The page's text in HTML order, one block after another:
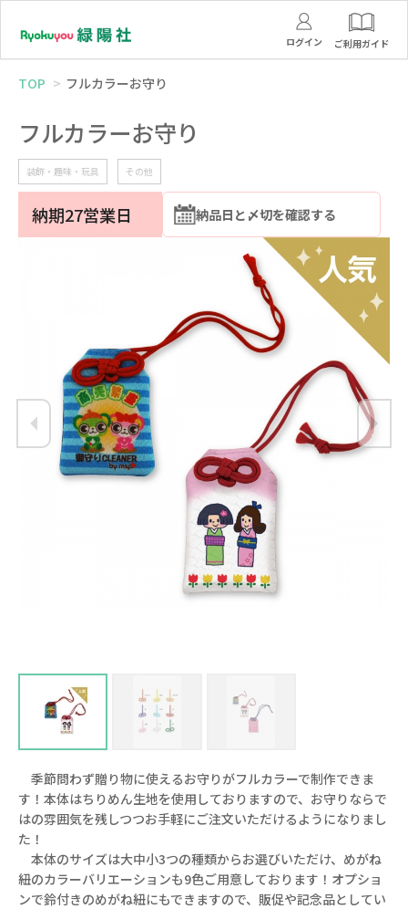
ログイン ご利用ガイド
TOP フルカラーお守り
フルカラーお守り
装飾・趣味・玩具 その他
納期27営業日 納品日と〆切を確認する
季節問わず贈り物に使えるお守りがフルカラーで制作できま
す！本体はちりめん生地を使用しておりますので、お守りならで
はの雰囲気を残しつつお手軽にご注文いただけるようになりまし
た！
本体のサイズは大中小3つの種類からお選びいただけ、めがね
紐のカラーバリエーションも9色ご用意しております！オプショ
ンで鈴付きのめがね紐にもできますので、販促や記念品としてい